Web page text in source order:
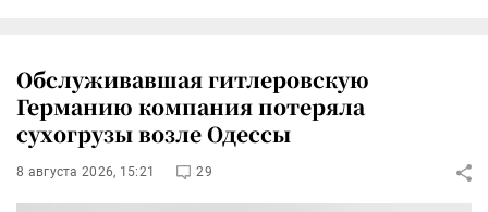
Обслуживавшая гитлеровскую
Германию компания потеряла
сухогрузы возле Одессы
8 августа 2026, 15:21 29